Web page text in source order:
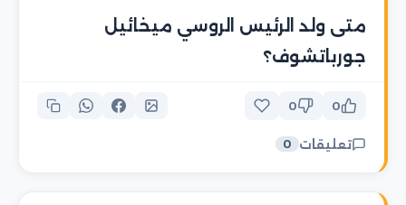
متى ولد الرئيس الروسي ميخائيل
جورباتشوف؟
0
0
تعليقات 0